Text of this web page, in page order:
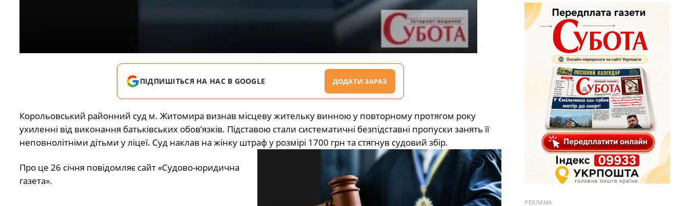
ПІДПИШІТЬСЯ НА НАС В GOOGLE ДОДАТИ ЗАРАЗ
Корольовський районний суд м. Житомира визнав місцеву жительку винною у повторному протягом року
ухиленні від виконання батьківських обов’язків. Підставою стали систематичні безпідставні пропуски занять її
неповнолітніми дітьми у ліцеї. Суд наклав на жінку штраф у розмірі 1700 грн та стягнув судовий збір.
Про це 26 січня повідомляє сайт «Судово-юридична
газета».
РЕКЛАМА